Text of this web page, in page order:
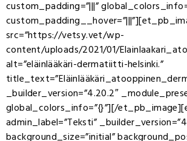
custom_padding=”|||”
src=”https://vetsy.vet/wp-
content/uploads/2021/01/
alt=”eläinlääkäri-dermatiitti-helsinki.”
_builder_version=”4.20.2″
global_colors_info=”{}”][/
admin_label=”Teksti”
background_size=”initial”